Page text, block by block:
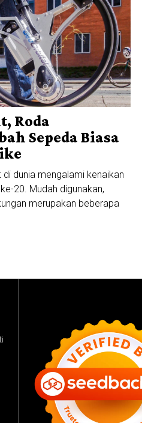
Roda
Sepeda Biasa
dunia mengalami kenaikan
20. Mudah digunakan,
merupakan beberapa